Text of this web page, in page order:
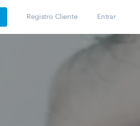
Registro Cliente Entrar